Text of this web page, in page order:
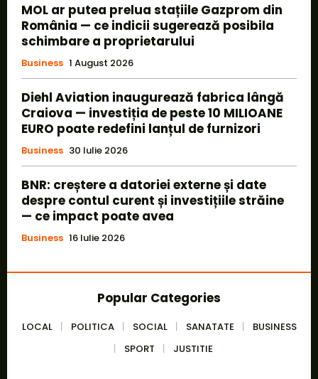
MOL ar putea prelua stațiile Gazprom din
România — ce indicii sugerează posibila
schimbare a proprietarului
Business 1 August 2026
Diehl Aviation inaugurează fabrica lângă
Craiova — investiția de peste 10 MILIOANE
EURO poate redefini lanțul de furnizori
Business 30 Iulie 2026
BNR: creștere a datoriei externe și date
despre contul curent și investițiile străine
— ce impact poate avea
Business 16 Iulie 2026
Popular Categories
LOCAL POLITICA SOCIAL SANATATE
BUSINESS
SPORT
JUSTITIE